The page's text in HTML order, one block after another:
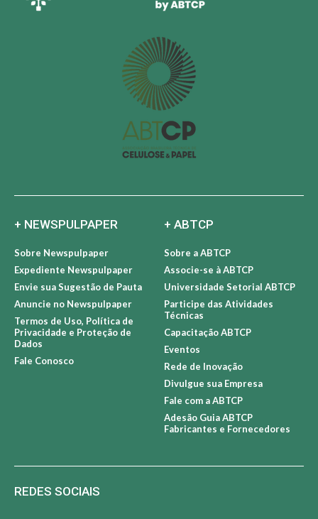
+ NEWSPULPAPER
Sobre Newspulpaper
Expediente Newspulpaper
Envie sua Sugestão de Pauta
Anuncie no Newspulpaper
Termos de Uso, Política de
Privacidade e Proteção de
Dados
Fale Conosco
+ ABTCP
Sobre a ABTCP
Associe-se à ABTCP
Universidade Setorial ABTCP
Participe das Atividades
Técnicas
Capacitação ABTCP
Eventos
Rede de Inovação
Divulgue sua Empresa
Fale com a ABTCP
Adesão Guia ABTCP
Fabricantes e Fornecedores
REDES SOCIAIS